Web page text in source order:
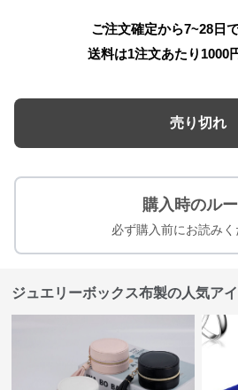
ご注文確定から7~28日
送料は1注文あたり 1000
売り切れ
購入時のル
必ず購入前にお読みく
ジュエリーボックス布製の人気ア